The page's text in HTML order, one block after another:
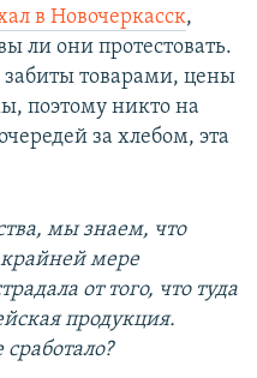
в Новочеркасск,
ли они протестовать.
товарами, цены
поэтому никто на
за хлебом, эта
мы знаем, что
крайней мере
от того, что туда
продукция.